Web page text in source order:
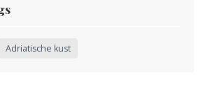
Adriatische kust